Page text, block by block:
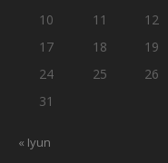
10
11 12
17
18 19
24
25 26
31
« Iyun